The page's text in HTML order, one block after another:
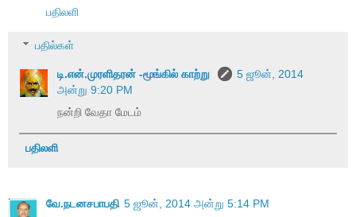
பதிலளி
பதில்கள்
டி.என்.முரளிதரன் -மூங்கில் காற்று
5 ஜூன், 2014
அன்று 9:20 PM
நன்றி வேதா மேடம்
பதிலளி
வே.நடனசபாபதி 5 ஜூன், 2014 அன்று 5:14 PM